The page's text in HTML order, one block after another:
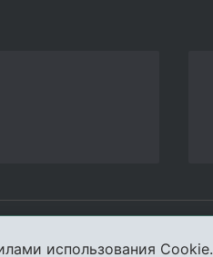
использования Cookie.